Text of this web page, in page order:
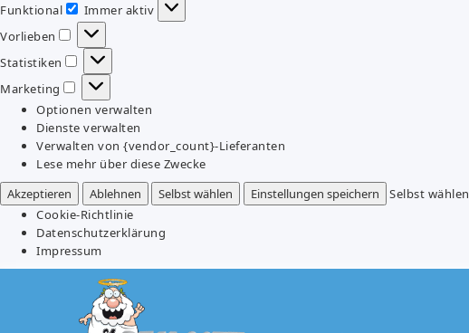
Funktional
Funktional
Immer aktiv
Vorlieben
Vorlieben
Statistiken
Statistiken
Marketing
Marketing
Optionen verwalten
Dienste verwalten
Verwalten von {vendor_count}-Lieferanten
Lese mehr über diese Zwecke
Akzeptieren
Ablehnen Selbst wählen Einstellungen speichern
Selbst wählen
Cookie-Richtlinie
Datenschutzerklärung
Impressum